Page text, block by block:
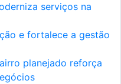
serviços na
e fortalece a gestão
planejado reforça